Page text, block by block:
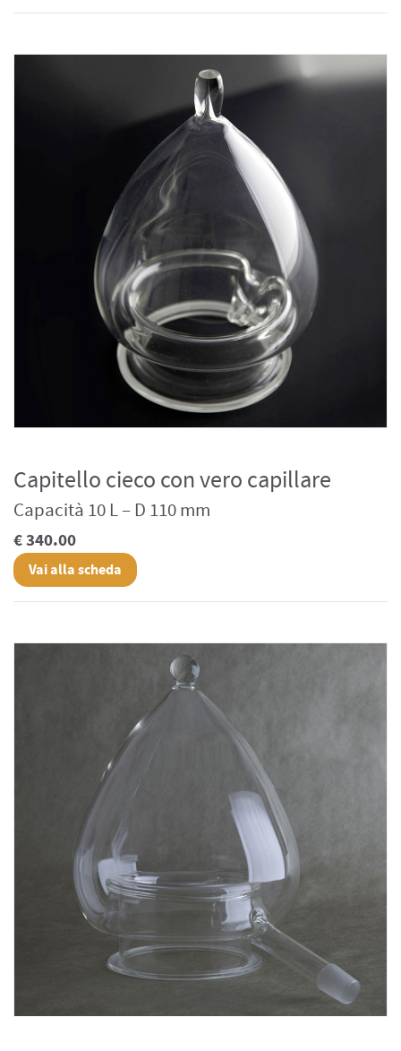
Capitello cieco con vero capillare
Capacità 10 L – D 110 mm
€ 340.00
Vai alla scheda